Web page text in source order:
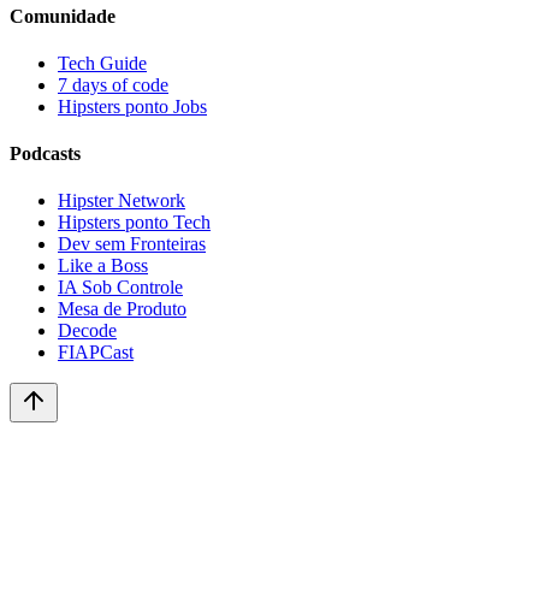
Comunidade
Tech Guide
7 days of code
Hipsters ponto Jobs
Podcasts
Hipster Network
Hipsters ponto Tech
Dev sem Fronteiras
Like a Boss
IA Sob Controle
Mesa de Produto
Decode
FIAPCast